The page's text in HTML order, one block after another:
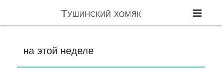
Тушинский хомяк
на этой неделе